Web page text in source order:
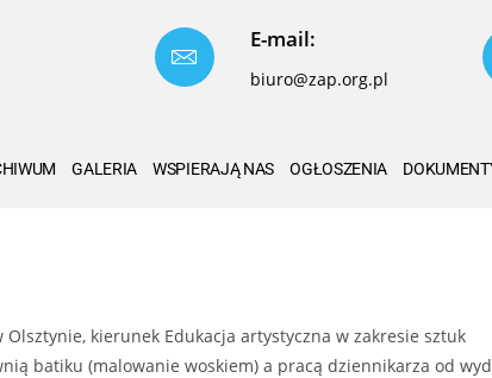
E-mail:
biuro@zap.org.pl
GALERIA WSPIERAJĄ NAS OGŁOSZENIA
kierunek Edukacja artystyczna w zakresie sztuk
batiku (malowanie woskiem) a pracą dziennikarza od